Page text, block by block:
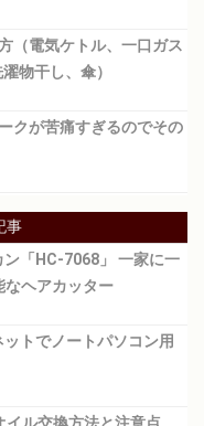
（電気ケトル、一口ガス
物干し、傘）
クが苦痛すぎるのでその
事
「HC-7068」 一家に一
なヘアカッター
トでノートパソコン用